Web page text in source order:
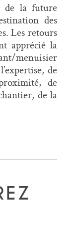
de la future
des
Les retours
apprécié la
menuisier
de
de
de la